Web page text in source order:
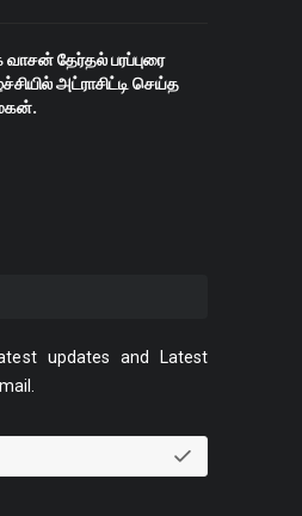
வாசன் தேர்தல் பரப்புரை
அட்ராசிட்டி செய்த
updates and Latest